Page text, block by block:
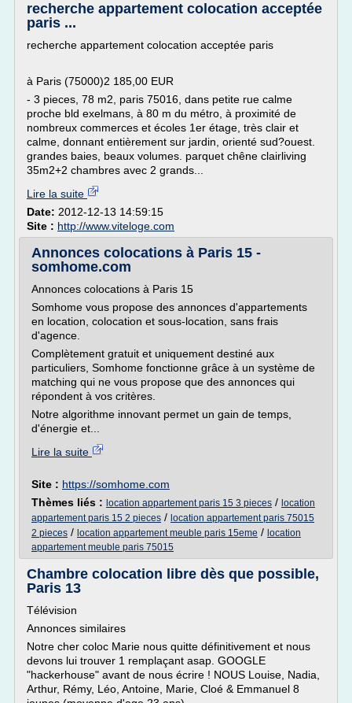
recherche appartement colocation acceptée
paris ...
recherche appartement colocation acceptée paris
à Paris (75000)2 185,00 EUR
- 3 pieces, 78 m2, paris 75016, dans petite rue calme
proche bld exelmans, à 80 m du métro, à proximité de
nombreux commerces et écoles 1er étage, très clair et
calme, donnant entièrement sur jardin, orienté sud?ouest.
grandes baies, beaux volumes. parquet chêne clairliving
35m2+2 chambres avec 2 grands...
Lire la suite
Date: 2012-12-13 14:59:15
Site : http://www.viteloge.com
Annonces colocations à Paris 15 -
somhome.com
Annonces colocations à Paris 15
Somhome vous propose des annonces d'appartements
en location, colocation et sous-location, sans frais
d'agence.
Complètement gratuit et uniquement destiné aux
particuliers, Somhome fonctionne grâce à un système de
matching qui ne vous propose que des annonces qui
répondent à vos critères.
Notre algorithme innovant permet un gain de temps,
d'énergie et...
Lire la suite
Site : https://somhome.com
Thèmes liés : location appartement paris 15 3 pieces / location
appartement paris 15 2 pieces / location appartement paris 75015
2 pieces / location appartement meuble paris 15eme / location
appartement meuble paris 75015
Chambre colocation libre dès que possible,
Paris 13
Télévision
Annonces similaires
Notre cher coloc Marie nous quitte définitivement et nous
devons lui trouver 1 remplaçant asap. GOOGLE
"hackerhouse" avant de nous écrire ! NOUS Louise, Nadia,
Arthur, Rémy, Léo, Antoine, Marie, Cloé & Emmanuel 8